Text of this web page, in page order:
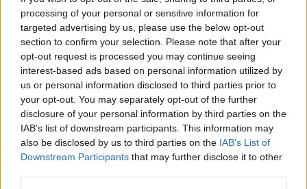
processing of your personal or sensitive information for
targeted advertising by us, please use the below opt-out
section to confirm your selection. Please note that after your
opt-out request is processed you may continue seeing
interest-based ads based on personal information utilized by
us or personal information disclosed to third parties prior to
your opt-out. You may separately opt-out of the further
disclosure of your personal information by third parties on the
IAB’s list of downstream participants. This information may
also be disclosed by us to third parties on the IAB’s List of
Downstream Participants that may further disclose it to other
Cheesecake mimosa chetogenica
Alessia Vinci 4 Marzo 2024
5 min lettura
La Cheesecake mimosa chetogenica è un’alternativa fantastica alla
tradizionale cheesecake, realizzata con ingredienti genuini e priva di
glutine. Questa cheesecake…